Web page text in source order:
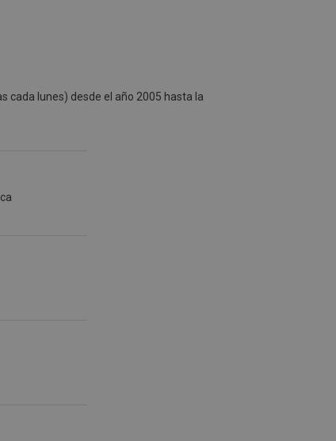
cada lunes) desde el año 2005 hasta la